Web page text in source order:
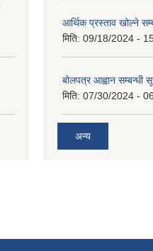
आर्थिक प्रस्ताव खोल्ने
मिति: 09/18/2024 -
बोलपत्र आह्वान सम्बन्धी
मिति: 07/30/2024 -
अन्य